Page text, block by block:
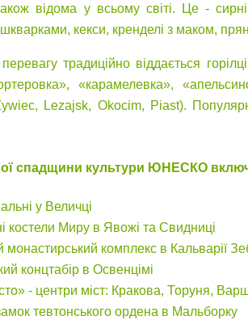
відома у всьому світі. Це -
кекси, кренделі з маком,
перевагу традиційно віддається
«карамелевка»,
Lezajsk, Okocim, Piast).
спадщини культури ЮНЕСКО
у Величці
костели Миру в Явожі та Свидниці
монастирський комплекс в Кальварії
концтабір в Освенцімі
- центри міст: Кракова, Торуня,
тевтонського ордена в Мальборку